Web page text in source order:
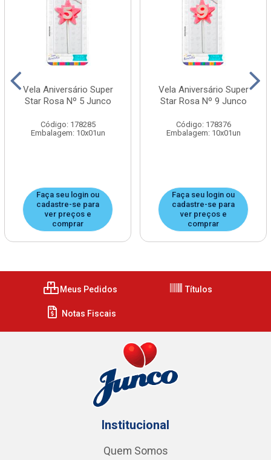
Vela Aniversário Super
Star Rosa Nº 5 Junco
Código: 178285
Embalagem: 10x01un
Faça seu login ou
cadastre-se para
ver preços e
comprar
Vela Aniversário Super
Star Rosa Nº 9 Junco
Código: 178376
Embalagem: 10x01un
Faça seu login ou
cadastre-se para
ver preços e
comprar
Meus Pedidos Títulos
Notas Fiscais
Institucional
Quem Somos